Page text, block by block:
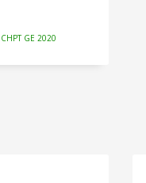
CHPT GE 2020